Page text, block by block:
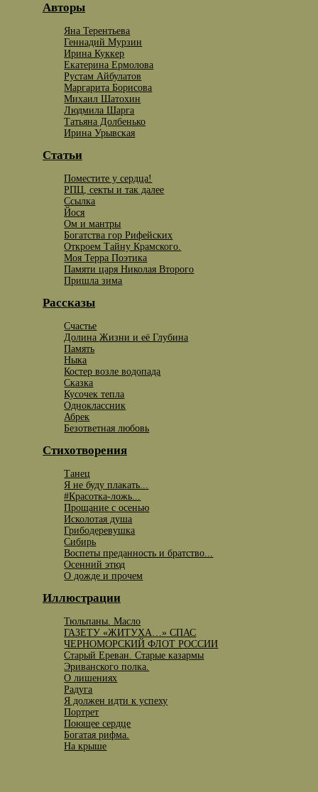
Авторы
Яна Терентьева
Геннадий Мурзин
Ирина Куккер
Екатерина Ермолова
Рустам Айбулатов
Маргарита Борисова
Михаил Шатохин
Людмила Шарга
Татьяна Долбенько
Ирина Урывская
Статьи
Поместите у сердца!
РПЦ, секты и так далее
Ссылка
Йося
Ом и мантры
Богатства гор Рифейских
Откроем Тайну Крамского.
Моя Терра Поэтика
Памяти царя Николая Второго
Пришла зима
Рассказы
Счастье
Долина Жизни и её Глубина
Память
Ныка
Костер возле водопада
Сказка
Кусочек тепла
Одноклассник
Абрек
Безответная любовь
Стихотворения
Танец
Я не буду плакать...
#Красотка-ложь...
Прощание с осенью
Исколотая душа
Грибодеревушка
Сибирь
Воспеты преданность и братство...
Осенний этюд
О дожде и прочем
Иллюстрации
Тюльпаны. Масло
ГАЗЕТУ «ЖИТУХА…» СПАС
ЧЕРНОМОРСКИЙ ФЛОТ РОССИИ
Старый Ереван. Старые казармы
Эриванского полка.
O лишениях
Радуга
Я должен идти к успеху
Портрет
Поющее сердце
Богатая рифма.
На крыше